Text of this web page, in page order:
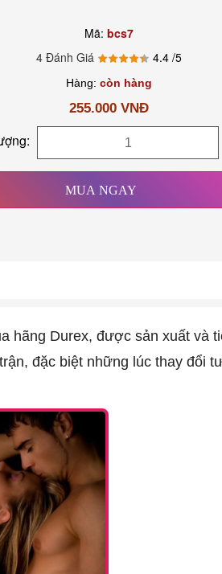
Mã: bcs7
4 Đánh Giá
4.4 /5
Hàng: còn hàng
255.000 VNĐ
MUA NGAY
hãng Durex, được sản xuất và
đặc biệt những lúc thay đổi